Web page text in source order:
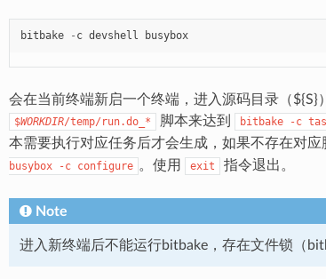
bitbake - c devshell busybox
会在当前终端新启一个终端，进入源码目录（
$WORKDIR/temp/run.do_* 脚本来达到 bitbake -c
本需要执行对应任务后才会生成，如果不存在对
busybox
-c configure 。使用 exit 指令退出。
Note
进入新终端后不能运行bitbake，存在文件锁（